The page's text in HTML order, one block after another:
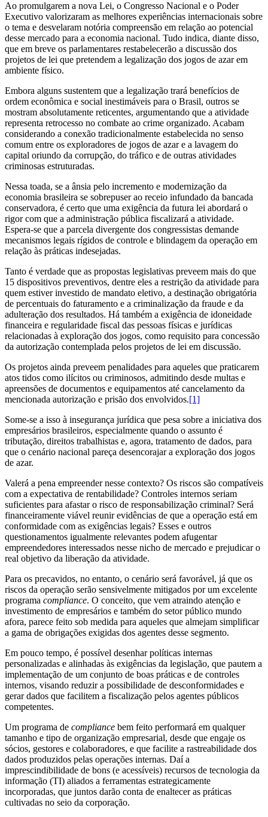
Ao promulgarem a nova Lei, o Congresso Nacional e o Poder
Executivo valorizaram as melhores experiências internacionais sobre
o tema e desvelaram notória compreensão em relação ao potencial
desse mercado para a economia nacional. Tudo indica, diante disso,
que em breve os parlamentares restabelecerão a discussão dos
projetos de lei que pretendem a legalização dos jogos de azar em
ambiente físico.
Embora alguns sustentem que a legalização trará benefícios de
ordem econômica e social inestimáveis para o Brasil, outros se
mostram absolutamente reticentes, argumentando que a atividade
representa retrocesso no combate ao crime organizado. Acabam
considerando a conexão tradicionalmente estabelecida no senso
comum entre os exploradores de jogos de azar e a lavagem do
capital oriundo da corrupção, do tráfico e de outras atividades
criminosas estruturadas.
Nessa toada, se a ânsia pelo incremento e modernização da
economia brasileira se sobrepuser ao receio infundado da bancada
conservadora, é certo que uma exigência da futura lei abordará o
rigor com que a administração pública fiscalizará a atividade.
Espera-se que a parcela divergente dos congressistas demande
mecanismos legais rígidos de controle e blindagem da operação em
relação às práticas indesejadas.
Tanto é verdade que as propostas legislativas preveem mais do que
15 dispositivos preventivos, dentre eles a restrição da atividade para
quem estiver investido de mandato eletivo, a destinação obrigatória
de percentuais do faturamento e a criminalização da fraude e da
adulteração dos resultados. Há também a exigência de idoneidade
financeira e regularidade fiscal das pessoas físicas e jurídicas
relacionadas à exploração dos jogos, como requisito para concessão
da autorização contemplada pelos projetos de lei em discussão.
Os projetos ainda preveem penalidades para aqueles que praticarem
atos tidos como ilícitos ou criminosos, admitindo desde multas e
apreensões de documentos e equipamentos até cancelamento da
mencionada autorização e prisão dos envolvidos.[1]
Some-se a isso à insegurança jurídica que pesa sobre a iniciativa dos
empresários brasileiros, especialmente quando o assunto é
tributação, direitos trabalhistas e, agora, tratamento de dados, para
que o cenário nacional pareça desencorajar a exploração dos jogos
de azar.
Valerá a pena empreender nesse contexto? Os riscos são compatíveis
com a expectativa de rentabilidade? Controles internos seriam
suficientes para afastar o risco de responsabilização criminal? Será
financeiramente viável reunir evidências de que a operação está em
conformidade com as exigências legais? Esses e outros
questionamentos igualmente relevantes podem afugentar
empreendedores interessados nesse nicho de mercado e prejudicar o
real objetivo da liberação da atividade.
Para os precavidos, no entanto, o cenário será favorável, já que os
riscos da operação serão sensivelmente mitigados por um excelente
programa compliance. O conceito, que vem atraindo atenção e
investimento de empresários e também do setor público mundo
afora, parece feito sob medida para aqueles que almejam simplificar
a gama de obrigações exigidas dos agentes desse segmento.
Em pouco tempo, é possível desenhar políticas internas
personalizadas e alinhadas às exigências da legislação, que pautem a
implementação de um conjunto de boas práticas e de controles
internos, visando reduzir a possibilidade de desconformidades e
gerar dados que facilitem a fiscalização pelos agentes públicos
competentes.
Um programa de compliance bem feito performará em qualquer
tamanho e tipo de organização empresarial, desde que engaje os
sócios, gestores e colaboradores, e que facilite a rastreabilidade dos
dados produzidos pelas operações internas. Daí a
imprescindibilidade de bons (e acessíveis) recursos de tecnologia da
informação (TI) aliados a ferramentas estrategicamente
incorporadas, que juntos darão conta de enaltecer as práticas
cultivadas no seio da corporação.